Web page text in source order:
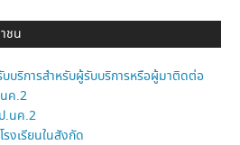
ชน
บริการสำหรับผู้รับบริการหรือผู้มาติดต่อ
ค.2
.นค.2
งเรียนในสังกัด